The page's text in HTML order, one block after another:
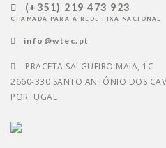
(+351) 219 473 923
CHAMADA PARA A REDE FIXA NACIONAL
info@wtec.pt
PRACETA SALGUEIRO MAIA, 1C
2660-330 SANTO ANTÓNIO DOS
PORTUGAL